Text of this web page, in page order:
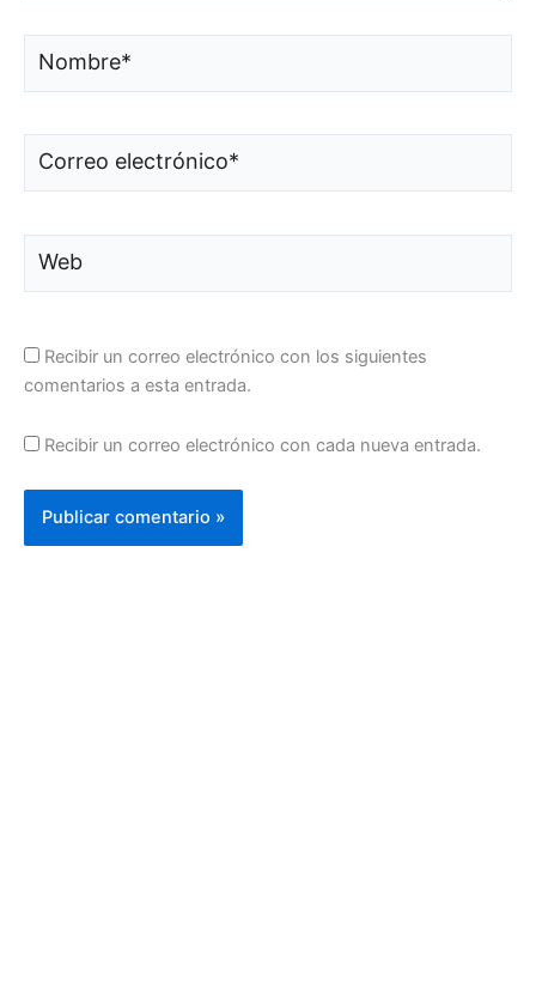
Correo
electrónico*
Recibir un correo electrónico con los siguientes
comentarios a esta entrada.
Recibir un correo electrónico con cada nueva entrada.